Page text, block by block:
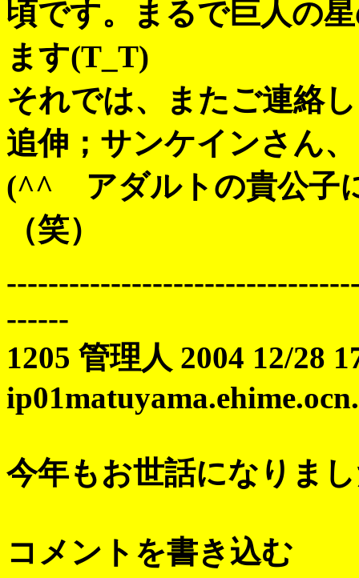
頃です。まるで巨人の
ます(T_T)
それでは、またご連絡
追伸；サンケインさん
(^^ゞアダルトの貴公子
（笑）
------
1205 管理人 2004 12/28
今年もお世話になりま
コメントを書き込む